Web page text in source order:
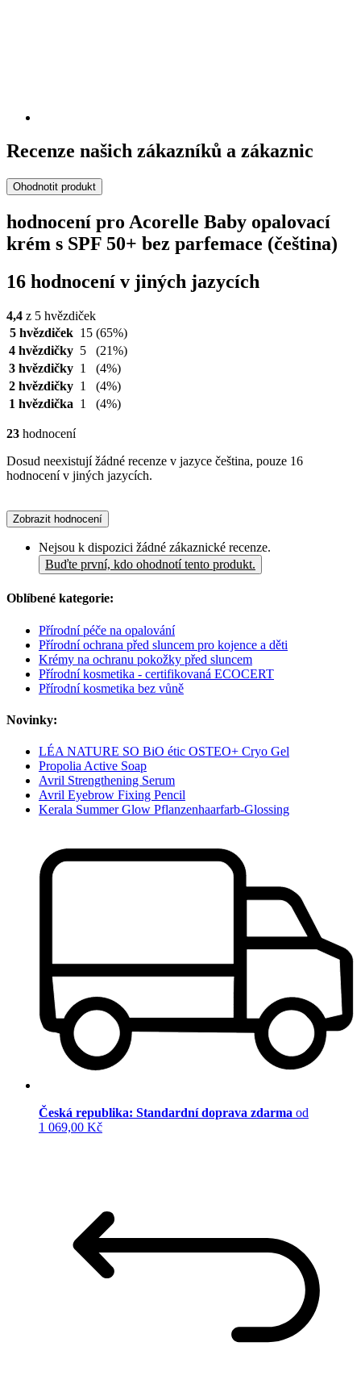
Recenze našich zákazníků a zákaznic
Ohodnotit produkt
hodnocení pro Acorelle Baby opalovací
krém s SPF 50+ bez parfemace (čeština)
16 hodnocení v jiných jazycích
4,4 z 5 hvězdiček
5 hvězdiček 15 (65%)
4 hvězdičky 5
(21%)
3 hvězdičky 1
(4%)
2 hvězdičky 1
(4%)
1 hvězdička 1 (4%)
23 hodnocení
Dosud neexistují žádné recenze v jazyce čeština, pouze 16
hodnocení v jiných jazycích.
Zobrazit hodnocení
Nejsou k dispozici žádné zákaznické recenze.
Buďte první, kdo ohodnotí tento produkt.
Oblíbené kategorie:
Přírodní péče na opalování
Přírodní ochrana před sluncem pro kojence a děti
Krémy na ochranu pokožky před sluncem
Přírodní kosmetika - certifikovaná ECOCERT
Přírodní kosmetika bez vůně
Novinky:
LÉA NATURE SO BiO étic OSTEO+ Cryo Gel
Propolia Active Soap
Avril Strengthening Serum
Avril Eyebrow Fixing Pencil
Kerala Summer Glow Pflanzenhaarfarb-Glossing
Česká republika: Standardní doprava zdarma od
1 069,00 Kč